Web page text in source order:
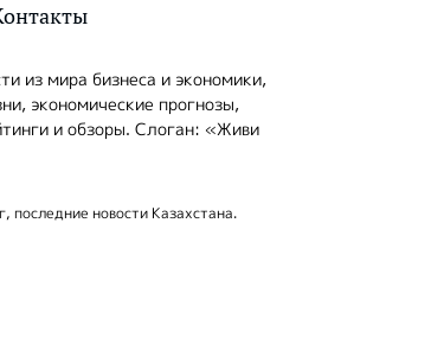
из мира бизнеса и экономики,
экономические прогнозы,
и обзоры. Слоган: «Живи
новости Казахстана.